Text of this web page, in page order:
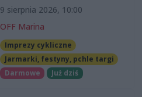
9 sierpnia 2026, 10:00
OFF Marina
Imprezy cykliczne
Jarmarki, festyny, pchle targi
Darmowe
Już dziś